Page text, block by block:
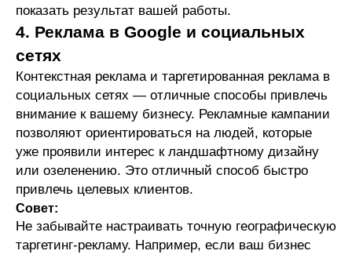
показать результат вашей работы.
4. Реклама в Google и социальных
сетях
Контекстная реклама и таргетированная реклама в
социальных сетях — отличные способы привлечь
внимание к вашему бизнесу. Рекламные кампании
позволяют ориентироваться на людей, которые
уже проявили интерес к ландшафтному дизайну
или озеленению. Это отличный способ быстро
привлечь целевых клиентов.
Совет:
Не забывайте настраивать точную географическую
таргетинг-рекламу. Например, если ваш бизнес